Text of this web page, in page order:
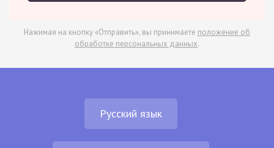
Нажимая на кнопку «Отправить», вы принимаете положение об
обработке персональных данных.
Русский язык